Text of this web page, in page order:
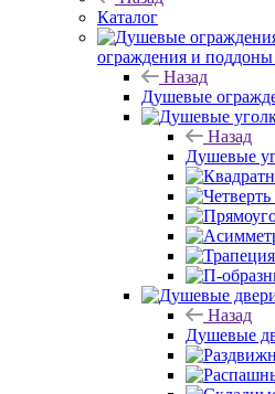
Каталог
ограждения и поддоны
Назад
Душевые
Назад
Душевые
Назад
Душевые